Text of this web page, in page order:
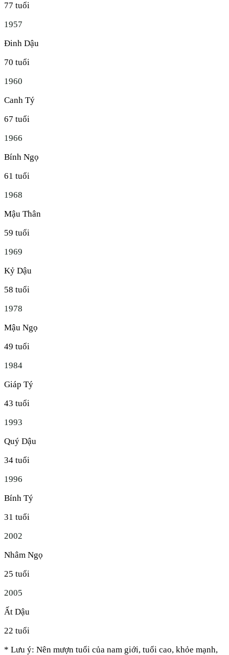
77 tuổi
1957
Đinh Dậu
70 tuổi
1960
Canh Tý
67 tuổi
1966
Bính Ngọ
61 tuổi
1968
Mậu Thân
59 tuổi
1969
Kỷ Dậu
58 tuổi
1978
Mậu Ngọ
49 tuổi
1984
Giáp Tý
43 tuổi
1993
Quý Dậu
34 tuổi
1996
Bính Tý
31 tuổi
2002
Nhâm Ngọ
25 tuổi
2005
Ất Dậu
22 tuổi
* Lưu ý: Nên mượn tuổi của nam giới, tuổi cao, khỏe mạnh,